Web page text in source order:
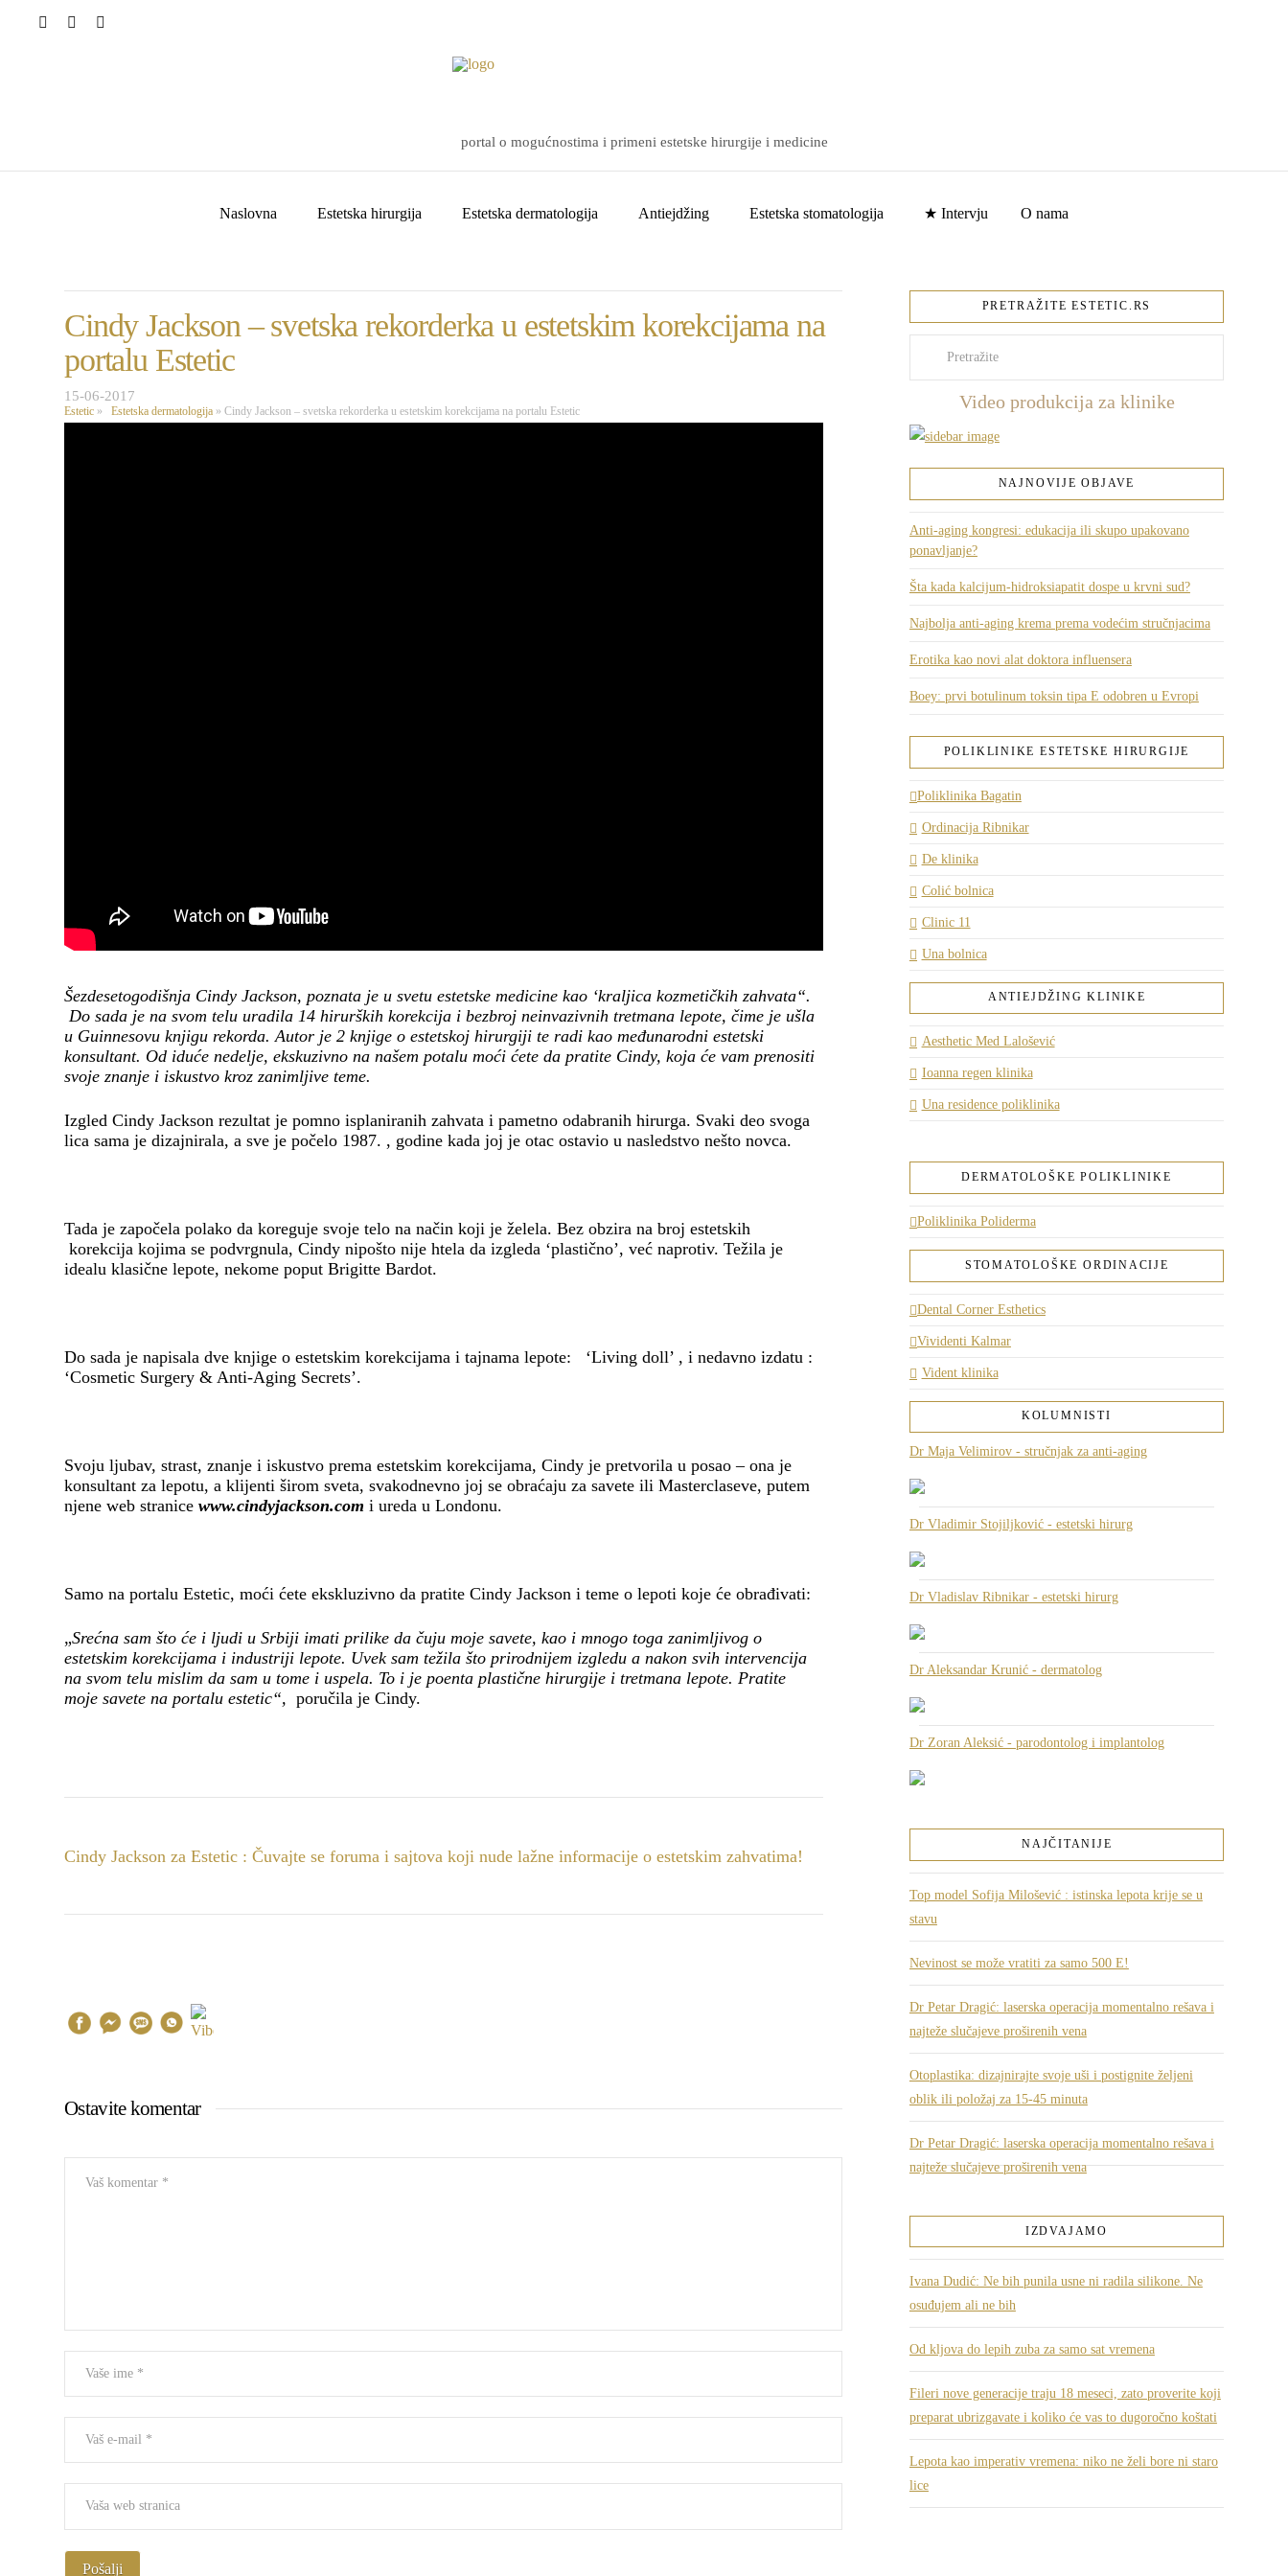
portal o mogućnostima i primeni estetske hirurgije i medicine
Naslovna Estetska hirurgija Estetska dermatologija Antiejdžing Estetska stomatologija ★ Intervju O nama
Cindy Jackson – svetska rekorderka u estetskim korekcijama na
portalu Estetic
15-06-2017
Estetic » Estetska dermatologija »Cindy Jackson – svetska rekorderka u estetskim korekcijama na portalu Estetic
Šezdesetogodišnja Cindy Jackson, poznata je u svetu estetske medicine kao ‘kraljica kozmetičkih zahvata“.
Do sada je na svom telu uradila 14 hirurških korekcija i bezbroj neinvazivnih tretmana lepote, čime je ušla
u Guinnesovu knjigu rekorda. Autor je 2 knjige o estetskoj hirurgiji te radi kao međunarodni estetski
konsultant. Od iduće nedelje, ekskuzivno na našem potalu moći ćete da pratite Cindy, koja će vam prenositi
svoje znanje i iskustvo kroz zanimljive teme.
Izgled Cindy Jackson rezultat je pomno isplaniranih zahvata i pametno odabranih hirurga. Svaki deo svoga
lica sama je dizajnirala, a sve je počelo 1987. , godine kada joj je otac ostavio u nasledstvo nešto novca.
Tada je započela polako da koreguje svoje telo na način koji je želela. Bez obzira na broj estetskih
korekcija kojima se podvrgnula, Cindy nipošto nije htela da izgleda ‘plastično’, već naprotiv. Težila je
idealu klasične lepote, nekome poput Brigitte Bardot.
Do sada je napisala dve knjige o estetskim korekcijama i tajnama lepote: ‘Living doll’ , i nedavno izdatu :
‘Cosmetic Surgery & Anti-Aging Secrets’.
Svoju ljubav, strast, znanje i iskustvo prema estetskim korekcijama, Cindy je pretvorila u posao – ona je
konsultant za lepotu, a klijenti širom sveta, svakodnevno joj se obraćaju za savete ili Masterclaseve, putem
njene web stranicewww.cindyjackson.com i ureda u Londonu.
Samo na portalu Estetic, moći ćete ekskluzivno da pratite Cindy Jackson i teme o lepoti koje će obrađivati:
„Srećna sam što će i ljudi u Srbiji imati prilike da čuju moje savete, kao i mnogo toga zanimljivog o
estetskim korekcijama i industriji lepote. Uvek sam težila što prirodnijem izgledu a nakon svih intervencija
na svom telu mislim da sam u tome i uspela. To i je poenta plastične hirurgije i tretmana lepote. Pratite
moje savete na portalu estetic“, poručila je Cindy.
Cindy Jackson za Estetic : Čuvajte se foruma i sajtova koji nude lažne informacije o estetskim zahvatima!
Ostavite komentar
PRETRAŽITE ESTETIC.RS
Video produkcija za klinike
NAJNOVIJE OBJAVE
Anti-aging kongresi: edukacija ili skupo upakovano
ponavljanje?
Šta kada kalcijum-hidroksiapatit dospe u krvni sud?
Najbolja anti-aging krema prema vodećim stručnjacima
Erotika kao novi alat doktora influensera
Boey: prvi botulinum toksin tipa E odobren u Evropi
POLIKLINIKE ESTETSKE HIRURGIJE
Poliklinika Bagatin
Ordinacija Ribnikar
De klinika
Colić bolnica
Clinic 11
Una bolnica
ANTIEJDŽING KLINIKE
Aesthetic Med Lalošević
Ioanna regen klinika
Una residence poliklinika
DERMATOLOŠKE POLIKLINIKE
Poliklinika Poliderma
STOMATOLOŠKE ORDINACIJE
Dental Corner Esthetics
Vividenti Kalmar
Vident klinika
KOLUMNISTI
Dr Maja Velimirov - stručnjak za anti-aging
Dr Vladimir Stojiljković - estetski hirurg
Dr Vladislav Ribnikar - estetski hirurg
Dr Aleksandar Krunić - dermatolog
Dr Zoran Aleksić - parodontolog i implantolog
NAJČITANIJE
Top model Sofija Milošević : istinska lepota krije se u
stavu
Nevinost se može vratiti za samo 500 E!
Dr Petar Dragić: laserska operacija momentalno rešava i
najteže slučajeve proširenih vena
Otoplastika: dizajnirajte svoje uši i postignite željeni
oblik ili položaj za 15-45 minuta
Dr Petar Dragić: laserska operacija momentalno rešava i
najteže slučajeve proširenih vena
IZDVAJAMO
Ivana Dudić: Ne bih punila usne ni radila silikone. Ne
osuđujem ali ne bih
Od kljova do lepih zuba za samo sat vremena
Fileri nove generacije traju 18 meseci, zato proverite koji
preparat ubrizgavate i koliko će vas to dugoročno koštati
Lepota kao imperativ vremena: niko ne želi bore ni staro
lice